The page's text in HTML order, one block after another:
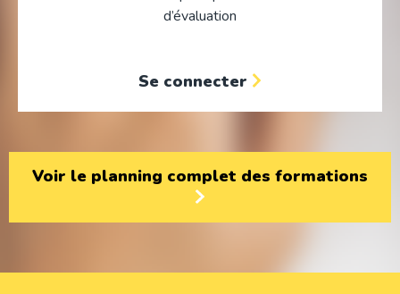
d’évaluation
Se connecter
Voir le planning complet des formations